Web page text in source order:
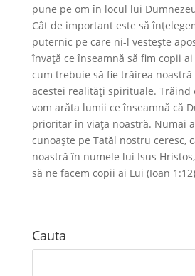
pune pe om în locul lui
Cât de important este să
puternic pe care ni-l vestește
învaţă ce înseamnă să fim copii
cum trebuie să fie trăirea noastră
acestei realităţi spirituale. Trăind
vom arăta lumii ce înseamnă că
prioritar în viaţa noastră. Numai
cunoaște pe Tatăl nostru ceresc,
noastră în numele lui Isus
să ne facem copii ai Lui (Ioan
Cauta